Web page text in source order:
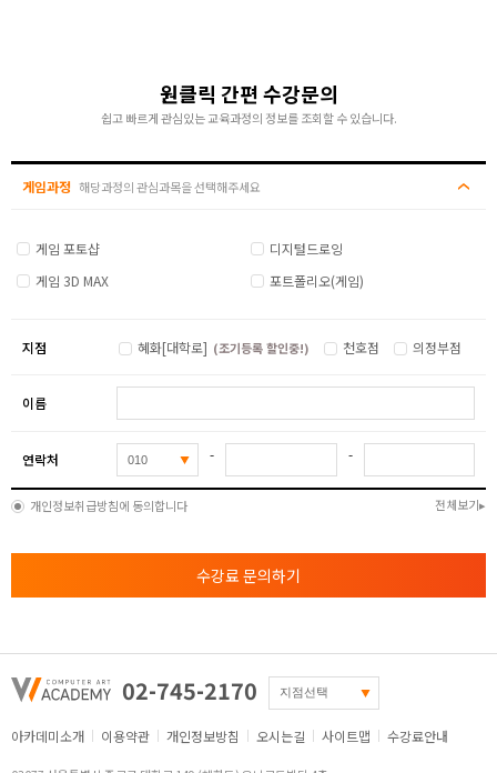
원클릭 간편 수강문의
쉽고 빠르게 관심있는 교육과정의 정보를 조회할 수 있습니다.
게임과정 해당과정의 관심과목을 선택해주세요
게임 포토샵
디지털드로잉
게임 3D MAX
포트폴리오(게임)
지점 혜화[대학로] (조기등록 할인중!) 천호점 의정부점
이름
연락처 - -
개인정보취급방침에 동의합니다 전체보기
수강료 문의하기
02-745-2170
아카데미소개 이용약관 개인정보방침 오시는길 사이트맵 수강료안내